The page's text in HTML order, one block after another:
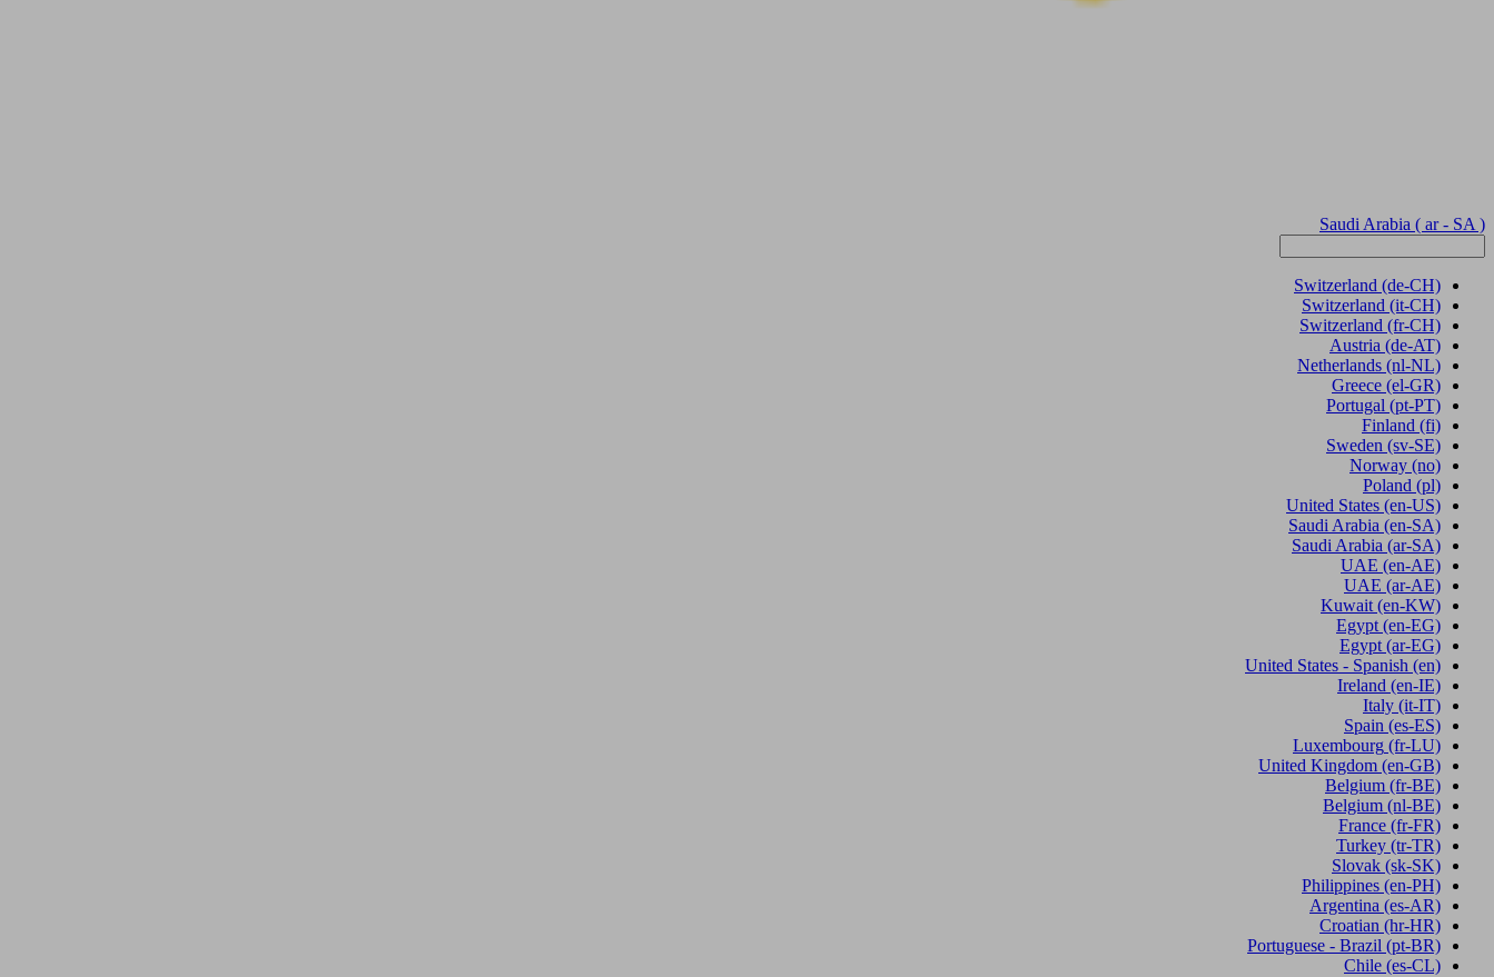
Saudi Arabia ( ar - SA )
Switzerland (de-CH)
Switzerland (it-CH)
Switzerland (fr-CH)
Austria (de-AT)
Netherlands (nl-NL)
Greece (el-GR)
Portugal (pt-PT)
Finland (fi)
Sweden (sv-SE)
Norway (no)
Poland (pl)
United States (en-US)
Saudi Arabia (en-SA)
Saudi Arabia (ar-SA)
UAE (en-AE)
UAE (ar-AE)
Kuwait (en-KW)
Egypt (en-EG)
Egypt (ar-EG)
United States - Spanish (en)
Ireland (en-IE)
Italy (it-IT)
Spain (es-ES)
Luxembourg (fr-LU)
United Kingdom (en-GB)
Belgium (fr-BE)
Belgium (nl-BE)
France (fr-FR)
Turkey (tr-TR)
Slovak (sk-SK)
Philippines (en-PH)
Argentina (es-AR)
Croatian (hr-HR)
Portuguese - Brazil (pt-BR)
Chile (es-CL)